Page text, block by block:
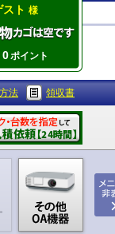
スト 様
0ポイント
法 領収書